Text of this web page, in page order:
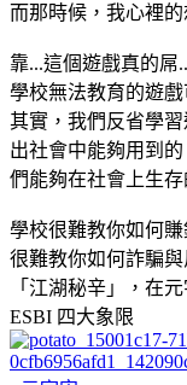
而那時候，我心裡
靠...這個遊戲真的屌
學校無法教育的遊
其實，我們反省學
出社會中能夠用到
們能夠在社會上生
學校很難教你如何
很難教你如何詐騙
「江湖秘辛」，在
ESBI 四大象限